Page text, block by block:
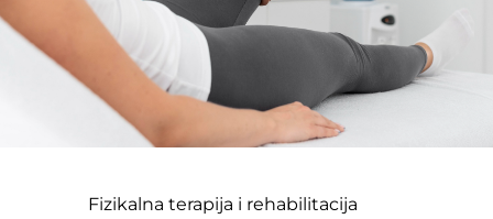
Fizikalna terapija i rehabilitacija